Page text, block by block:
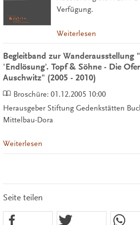
Verfügung.
Weiterlesen
Begleitband zur Wanderausstellung
'Endlösung'. Topf & Söhne - Die
Auschwitz" (2005 - 2010)
Broschüre: 01.12.2005 10:00
Herausgeber Stiftung Gedenkstätten
Mittelbau-Dora
Weiterlesen
Seite teilen